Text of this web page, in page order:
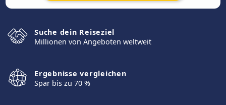
Suche dein Reiseziel
Millionen von Angeboten weltweit
Ergebnisse vergleichen
Spar bis zu 70 %